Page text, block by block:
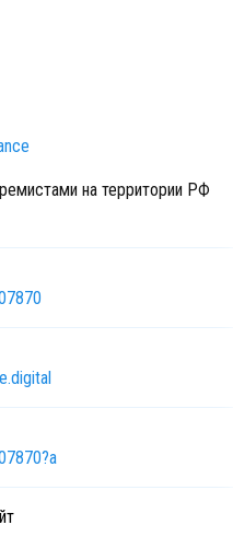
на территории РФ